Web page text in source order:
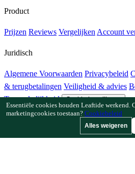
Product
Prijzen Reviews Vergelijken Account
Juridisch
Algemene Voorwaarden Privacybeleid
& terugbetalingen Veiligheid & advies
Toegankelijkheid
Cookie-instellingen
Hoe Leaftide werkt Tuinplanner-gids
Essentiële cookies houden Leaftide werkend.
marketingcookies toestaan? Cookiebeleid
Alles weigeren